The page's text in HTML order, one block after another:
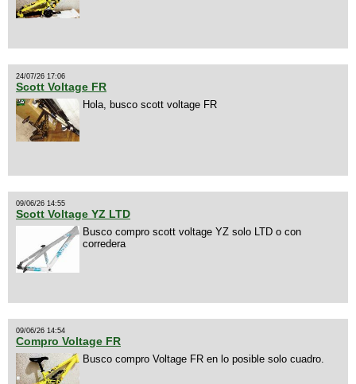
24/07/26 17:06
Scott Voltage FR
Hola, busco scott voltage FR
09/06/26 14:55
Scott Voltage YZ LTD
Busco compro scott voltage YZ solo LTD o con
corredera
09/06/26 14:54
Compro Voltage FR
Busco compro Voltage FR en lo posible solo cuadro.